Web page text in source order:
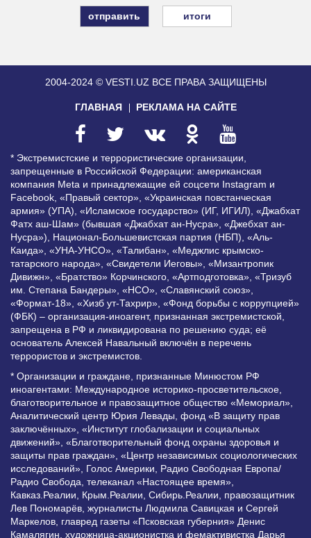
итоги
2004-2024 © VESTI.UZ ВСЕ ПРАВА ЗАЩИЩЕНЫ
ГЛАВНАЯ РЕКЛАМА НА САЙТЕ
* Экстремистские и террористические организации,
запрещенные в Российской Федерации: американская
компания Meta и принадлежащие ей соцсети Instagram и
Facebook, «Правый сектор», «Украинская повстанческая
армия» (УПА), «Исламское государство» (ИГ, ИГИЛ), «Джабхат
Фатх аш-Шам» (бывшая «Джабхат ан-Нусра», «Джебхат ан-
Нусра»), Национал-Большевистская партия (НБП), «Аль-
Каида», «УНА-УНСО», «Талибан», «Меджлис крымско-
татарского народа», «Свидетели Иеговы», «Мизантропик
Дивижн», «Братство» Корчинского, «Артподготовка», «Тризуб
им. Степана Бандеры», «НСО», «Славянский союз»,
«Формат-18», «Хизб ут-Тахрир», «Фонд борьбы с коррупцией»
(ФБК) – организация-иноагент, признанная экстремистской,
запрещена в РФ и ликвидирована по решению суда; её
основатель Алексей Навальный включён в перечень
террористов и экстремистов.
* Организации и граждане, признанные Минюстом РФ
иноагентами: Международное историко-просветительское,
благотворительное и правозащитное общество «Мемориал»,
Аналитический центр Юрия Левады, фонд «В защиту прав
заключённых», «Институт глобализации и социальных
движений», «Благотворительный фонд охраны здоровья и
защиты прав граждан», «Центр независимых социологических
исследований», Голос Америки, Радио Свободная Европа/
Радио Свобода, телеканал «Настоящее время»,
Кавказ.Реалии, Крым.Реалии, Сибирь.Реалии, правозащитник
Лев Пономарёв, журналисты Людмила Савицкая и Сергей
Маркелов, главред газеты «Псковская губерния» Денис
Камалягин, художница-акционистка и фемактивистка Дарья